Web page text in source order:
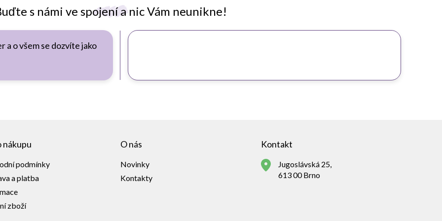
s námi ve spojení a nic Vám neunikne!
o všem se dozvíte jako
nákupu
podmínky
a platba
zboží
O nás
Novinky
Kontakty
Kontakt
Jugoslávská 25,
613 00 Brno